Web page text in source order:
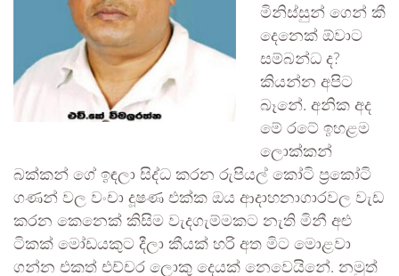
මිනිස්සුන් ගෙන් කී
දෙනෙක් ඕවාට
සම්බන්ධ ද?
කියන්න අපිට
බෑනේ. අනික අද
මේ රටේ ඉහළම
ලොක්කන්
බක්කන් ගේ ඉඳලා සිද්ධ කරන රුපියල් කෝටි ප්‍රකෝටි
ගණන් වල වංචා දූෂණ එක්ක ඔය ආදාහනාගාරවල වැඩ
කරන කෙනෙක් කිසිම වැදගැම්මකට නැති මිනී අළු
ටිකක් මෝඩයකුට දීලා කීයක් හරි අත මිට මොළවා
ගන්න එකත් එච්චර ලොකු දෙයක් නෙවෙයිනේ. නමුත්